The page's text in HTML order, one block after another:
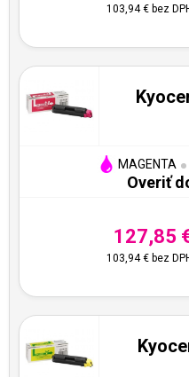
103,94 €bez
MAGENTA
Overiť
127,85
103,94 €bez